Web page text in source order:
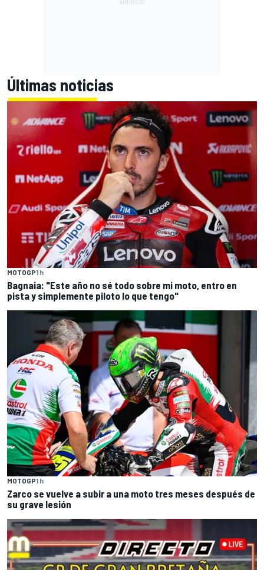
Últimas noticias
MOTOGP1 h
Bagnaia: "Este año no sé todo sobre mi moto, entro en
pista y simplemente piloto lo que tengo"
MOTOGP1 h
Zarco se vuelve a subir a una moto tres meses después de
su grave lesión